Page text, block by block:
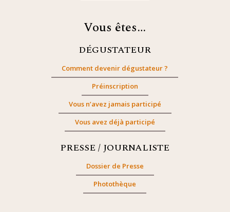
Vous êtes…
DÉGUSTATEUR
Comment devenir dégustateur ?
Préinscription
Vous n’avez jamais participé
Vous avez déjà participé
PRESSE / JOURNALISTE
Dossier de Presse
Photothèque